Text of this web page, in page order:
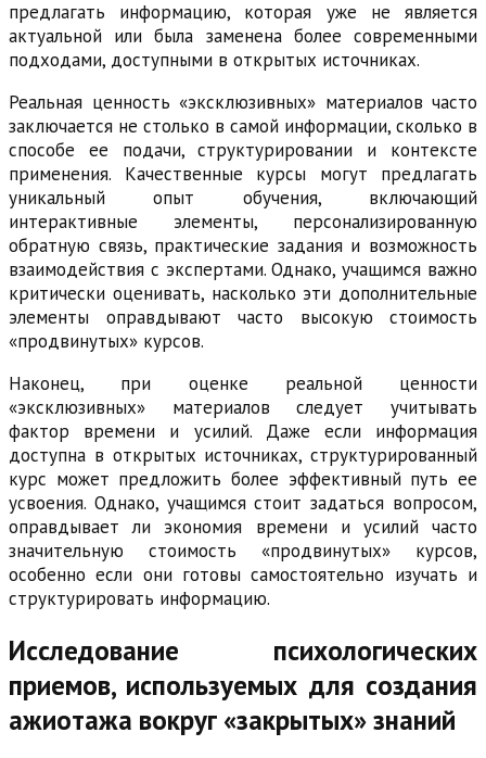
предлагать информацию, которая уже не является
актуальной или была заменена более современными
подходами, доступными в открытых источниках.
Реальная ценность «эксклюзивных» материалов часто
заключается не столько в самой информации, сколько в
способе ее подачи, структурировании и контексте
применения. Качественные курсы могут предлагать
уникальный опыт обучения, включающий
интерактивные элементы, персонализированную
обратную связь, практические задания и возможность
взаимодействия с экспертами. Однако, учащимся важно
критически оценивать, насколько эти дополнительные
элементы оправдывают часто высокую стоимость
«продвинутых» курсов.
Наконец, при оценке реальной ценности
«эксклюзивных» материалов следует учитывать
фактор времени и усилий. Даже если информация
доступна в открытых источниках, структурированный
курс может предложить более эффективный путь ее
усвоения. Однако, учащимся стоит задаться вопросом,
оправдывает ли экономия времени и усилий часто
значительную стоимость «продвинутых» курсов,
особенно если они готовы самостоятельно изучать и
структурировать информацию.
Исследование психологических
приемов, используемых для создания
ажиотажа вокруг «закрытых» знаний